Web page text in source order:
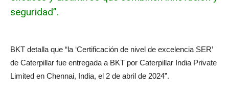
seguridad”.
BKT detalla que “la ‘Certificación de nivel de excelencia SER’
de Caterpillar fue entregada a BKT por Caterpillar India Private
Limited en Chennai, India, el 2 de abril de 2024”.